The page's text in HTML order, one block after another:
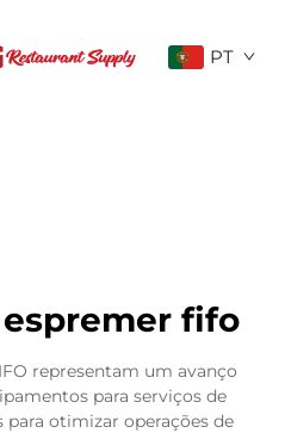
PT
fifo
representam um avanço
para serviços de
otimizar operações de